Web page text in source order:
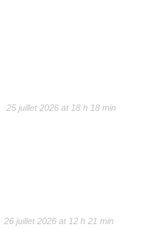
25 juillet 2026 at 18 h 18 min
26 juillet 2026 at 12 h 21 min